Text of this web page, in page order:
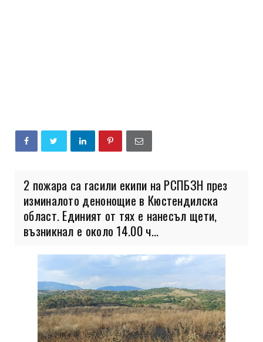
2 пожара са гасили екипи на РСПБЗН през
изминалото денонощие в Кюстендилска
област. Единият от тях е нанесъл щети,
възникнал е около 14.00 ч...